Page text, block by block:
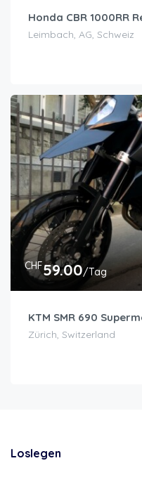
Honda CBR 1000RR
Leimbach, AG, Schweiz
CHF59.00/Tag
KTM SMR 690
Zürich, Switzerland
Loslegen